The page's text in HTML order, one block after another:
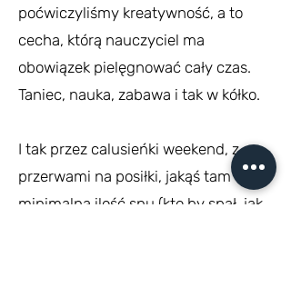
poćwiczyliśmy kreatywność, a to
cecha, którą nauczyciel ma
obowiązek pielęgnować cały czas.
Taniec, nauka, zabawa i tak w kółko.
I tak przez calusieńki weekend, z
przerwami na posiłki, jakąś tam
minimalną ilość snu (kto by spał, jak